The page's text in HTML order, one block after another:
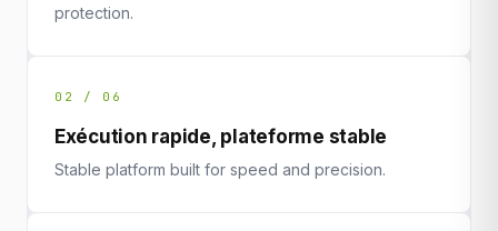
protection.
02 / 06
Exécution rapide, plateforme stable
Stable platform built for speed and precision.